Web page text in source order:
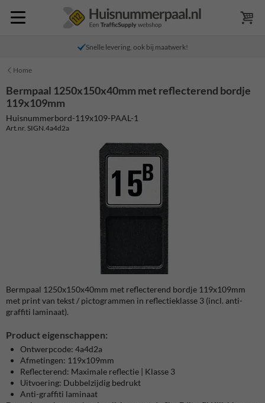
Snelle levering, ook bij maatwerk!
Home
Bermpaal 1250x150x40mm met reflecterend bordje
119x109mm
Huisnummerbord-119x109-PAAL-1
Art.nr. SIGN.4a4d2a
Bermpaal 1250x150x40mm met reflecterend bordje 119x109mm
met print van tekst / pictogrammen in reflectieklasse 3 (incl. anti-
graffiti laminaat).
Product eigenschappen:
Ontwerpcode: 4a4d2a
Afmetingen: 119x109mm
Reflecterend: Maximale reflectie | Klasse 3
Uitvoering: Dubbelzijdig bedrukt
Anti-graffiti laminaat